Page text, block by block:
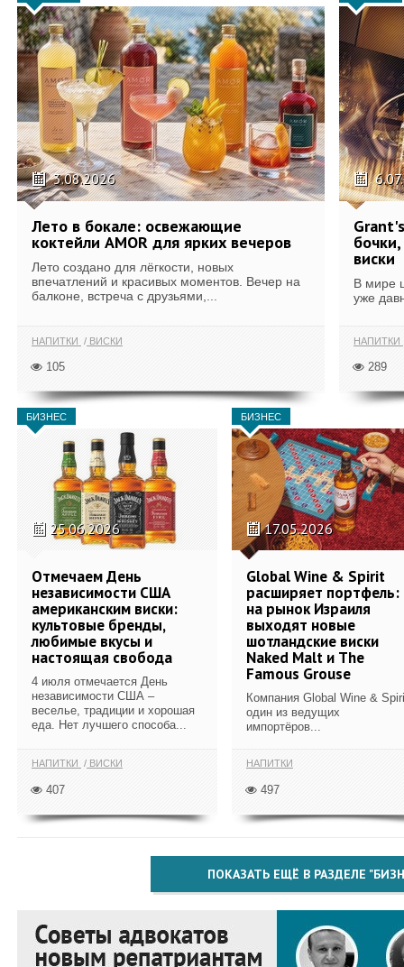
3.08.2026
Лето в бокале: освежающие
коктейли AMOR для ярких вечеров
Лето создано для лёгкости, новых
впечатлений и красивых моментов. Вечер на
балконе, встреча с друзьями,...
НАПИТКИ ВИСКИ
105
виски
В мире
уже
НАПИТКИ
289
БИЗНЕС
25.06.2026
Отмечаем День
независимости США
американским виски:
культовые бренды,
любимые вкусы и
настоящая свобода
4 июля отмечается День
независимости США –
веселье, традиции и хорошая
еда. Нет лучшего способа...
НАПИТКИ ВИСКИ
407
БИЗНЕС
17.05.2026
Global Wine & Spirit
расширяет портфель:
на рынок Израиля
выходят новые
шотландские виски
Naked Malt и The
Famous Grouse
Компания Global Wine &
один из ведущих
импортёров...
НАПИТКИ
497
ПОКАЗАТЬ ЕЩЁ В РАЗДЕЛЕ